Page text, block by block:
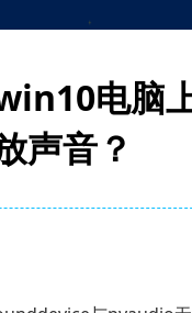
电脑
声音？